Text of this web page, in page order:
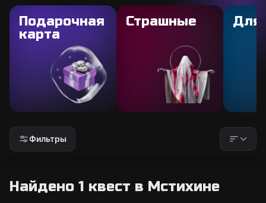
Подарочная
карта
Страшные Для
Фильтры
Найдено 1 квест в Мстихине